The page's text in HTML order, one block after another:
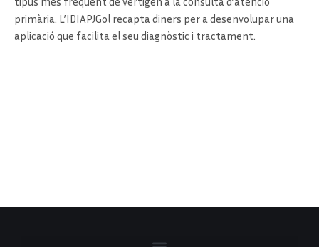
primària. L’IDIAPJGol recapta diners per a desenvolupar una
aplicació que facilita el seu diagnòstic i tractament.